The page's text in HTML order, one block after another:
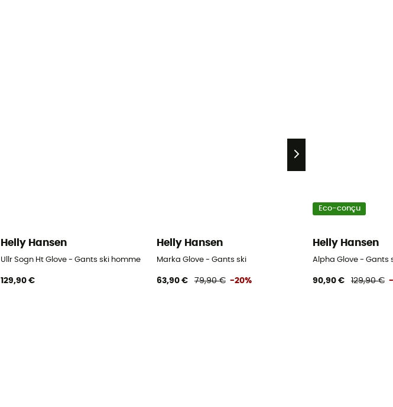
Helly Hansen
Ullr Sogn Ht Glove - Gants ski homme
129,90 €
Helly Hansen
Marka Glove - Gants ski
63,90 € 79,90 € -20%
Eco-conçu
Helly Hansen
Alpha Glove - Gants
90,90 € 129,90 €